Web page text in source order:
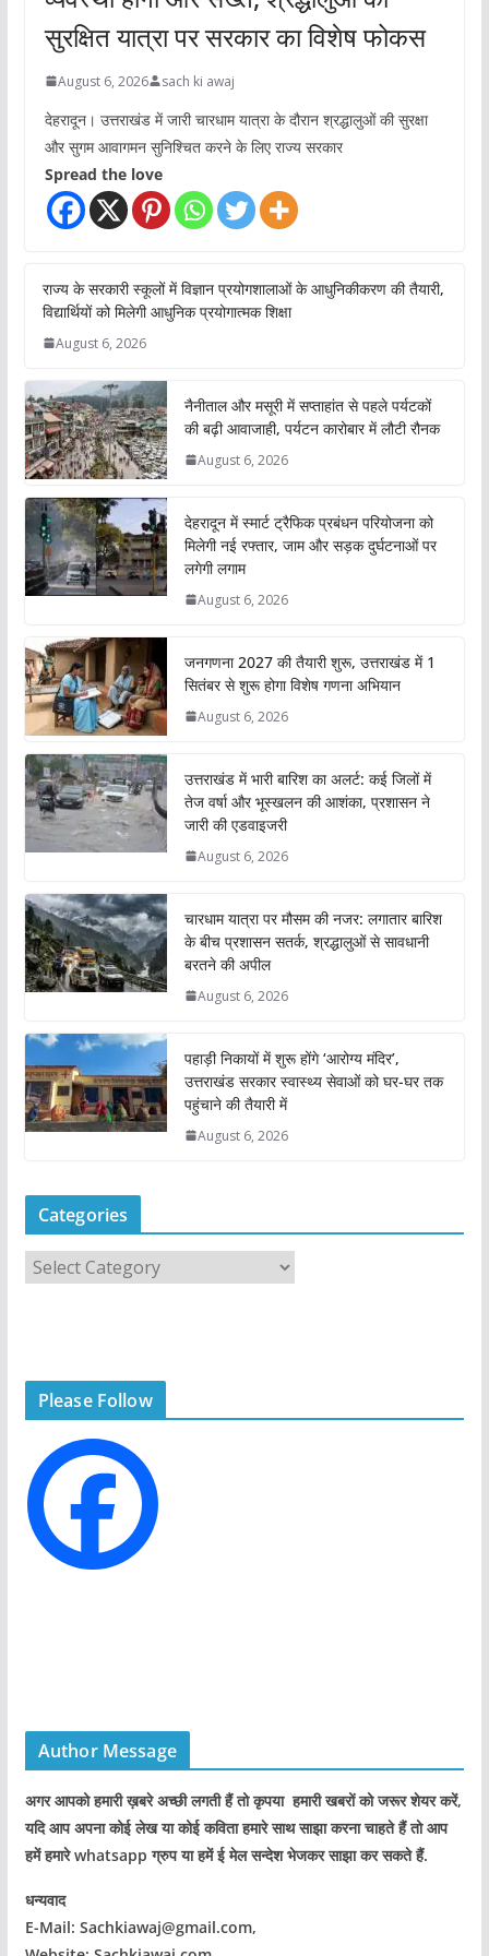
सुरक्षित यात्रा पर सरकार का विशेष फोकस
August 6, 2026 sach ki awaj
देहरादून। उत्तराखंड में जारी चारधाम यात्रा के दौरान श्रद्धालुओं की सुरक्षा
और सुगम आवागमन सुनिश्चित करने के लिए राज्य सरकार
Spread the love
राज्य के सरकारी स्कूलों में विज्ञान प्रयोगशालाओं के आधुनिकीकरण की तैयारी,
विद्यार्थियों को मिलेगी आधुनिक प्रयोगात्मक शिक्षा
August 6, 2026
नैनीताल और मसूरी में सप्ताहांत से पहले पर्यटकों
की बढ़ी आवाजाही, पर्यटन कारोबार में लौटी रौनक
August 6, 2026
देहरादून में स्मार्ट ट्रैफिक प्रबंधन परियोजना को
मिलेगी नई रफ्तार, जाम और सड़क दुर्घटनाओं पर
लगेगी लगाम
August 6, 2026
जनगणना 2027 की तैयारी शुरू, उत्तराखंड में 1
सितंबर से शुरू होगा विशेष गणना अभियान
August 6, 2026
उत्तराखंड में भारी बारिश का अलर्ट: कई जिलों में
तेज वर्षा और भूस्खलन की आशंका, प्रशासन ने
जारी की एडवाइजरी
August 6, 2026
चारधाम यात्रा पर मौसम की नजर: लगातार बारिश
के बीच प्रशासन सतर्क, श्रद्धालुओं से सावधानी
बरतने की अपील
August 6, 2026
पहाड़ी निकायों में शुरू होंगे ‘आरोग्य मंदिर’,
उत्तराखंड सरकार स्वास्थ्य सेवाओं को घर-घर तक
पहुंचाने की तैयारी में
August 6, 2026
Categories
a
r
e
s
Please Follow
Author Message
अगर आपको हमारी ख़बरे अच्छी लगती हैं तो कृपया हमारी खबरों को जरूर शेयर करें,
यदि आप अपना कोई लेख या कोई कविता हमारे साथ साझा करना चाहते हैं तो आप
हमें हमारे whatsapp ग्रुप या हमें ई मेल सन्देश भेजकर साझा कर सकते हैं.
धन्यवाद
E-Mail: Sachkiawaj@gmail.com,